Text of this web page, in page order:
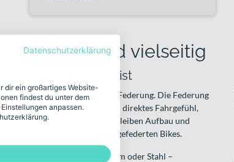
effizient und vielseitig
es so beliebt ist
Hinterbau ohne hintere Federung. Die Federung
Diese Bauweise sorgt für ein direktes Fahrgefühl,
auf Vortrieb. Gleichzeitig bleiben Aufbau und
Teile verbaut sind als bei vollgefederten Bikes.
– häufig aus Aluminium oder Stahl –
Datenschutzerklärung
dir ein großartiges Website-
findest du unter dem
anpassen.